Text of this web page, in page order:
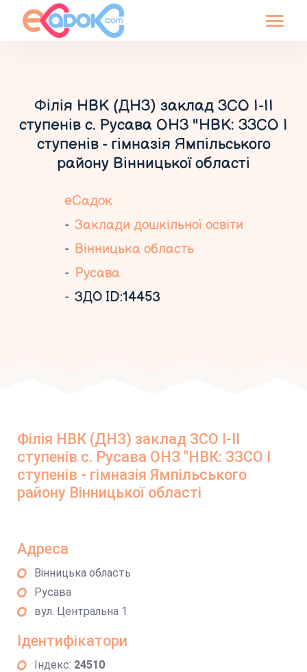
Філія НВК (ДНЗ) заклад ЗСО І-ІІ
ступенів с. Русава ОНЗ "НВК: ЗЗСО І
ступенів - гімназія Ямпільського
району Вінницької області
еСадок
Заклади дошкільної освіти
Вінницька область
Русава
ЗДО ID:14453
Філія НВК (ДНЗ) заклад ЗСО І-ІІ
ступенів с. Русава ОНЗ "НВК: ЗЗСО І
ступенів - гімназія Ямпільського
району Вінницької області
Адреса
Вінницька область
Русава
вул. Центральна 1
Ідентифікатори
Індекс: 24510